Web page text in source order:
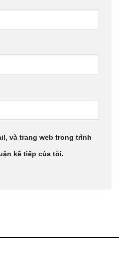
và trang web trong trình
kế tiếp của tôi.